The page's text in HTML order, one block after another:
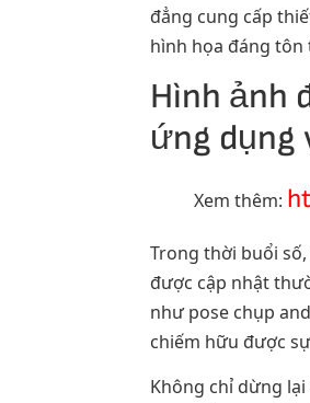
đẳng cung cấp
hình họa đáng tôn
Hình ảnh
ứng dụng
Xem thêm:
Trong thời buổi
được cập nhật
như pose chụp
chiếm hữu được
Không chỉ dừng